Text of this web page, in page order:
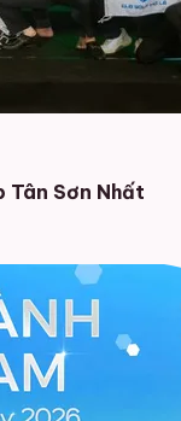
Tân Sơn Nhất